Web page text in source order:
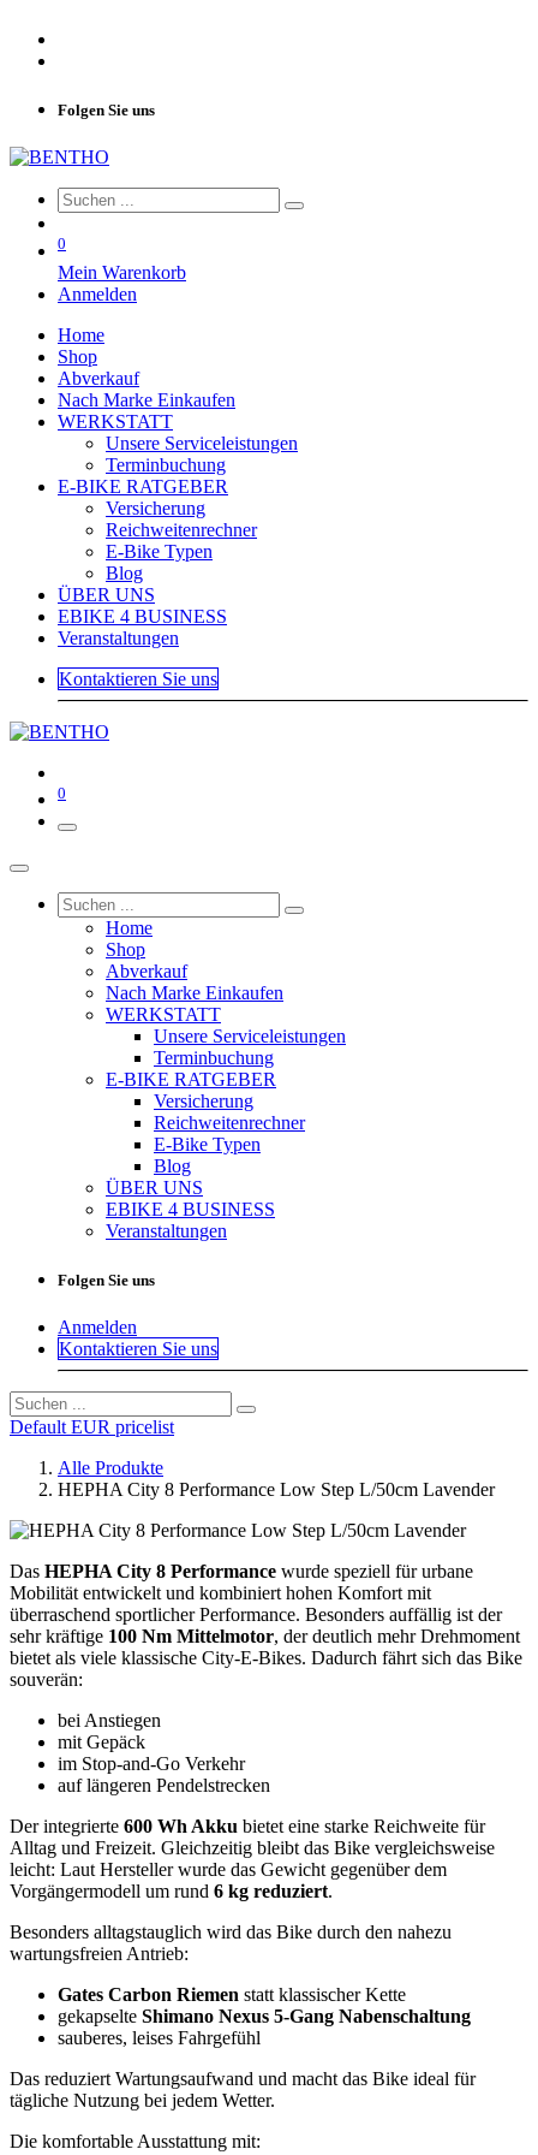
Folgen Sie uns
0
Mein Warenkorb
Anmelden
Home
Shop
Abverkauf
Nach Marke Einkaufen
WERKSTATT
Unsere Serviceleistungen
Terminbuchung
E-BIKE RATGEBER
Versicherung
Reichweitenrechner
E-Bike Typen
Blog
ÜBER UNS
EBIKE 4 BUSINESS
Veranstaltungen
Kontaktieren Sie uns
0
Home
Shop
Abverkauf
Nach Marke Einkaufen
WERKSTATT
Unsere Serviceleistungen
Terminbuchung
E-BIKE RATGEBER
Versicherung
Reichweitenrechner
E-Bike Typen
Blog
ÜBER UNS
EBIKE 4 BUSINESS
Veranstaltungen
Folgen Sie uns
Anmelden
Kontaktieren Sie uns
Default EUR pricelist
Alle Produkte
HEPHA City 8 Performance Low Step L/50cm Lavender
Das HEPHA City 8 Performance wurde speziell für urbane
Mobilität entwickelt und kombiniert hohen Komfort mit
überraschend sportlicher Performance. Besonders auffällig ist der
sehr kräftige 100 Nm Mittelmotor, der deutlich mehr Drehmoment
bietet als viele klassische City-E-Bikes. Dadurch fährt sich das Bike
souverän:
bei Anstiegen
mit Gepäck
im Stop-and-Go Verkehr
auf längeren Pendelstrecken
Der integrierte 600 Wh Akku bietet eine starke Reichweite für
Alltag und Freizeit. Gleichzeitig bleibt das Bike vergleichsweise
leicht: Laut Hersteller wurde das Gewicht gegenüber dem
Vorgängermodell um rund 6 kg reduziert.
Besonders alltagstauglich wird das Bike durch den nahezu
wartungsfreien Antrieb:
Gates Carbon Riemen statt klassischer Kette
gekapselte Shimano Nexus 5-Gang Nabenschaltung
sauberes, leises Fahrgefühl
Das reduziert Wartungsaufwand und macht das Bike ideal für
tägliche Nutzung bei jedem Wetter.
Die komfortable Ausstattung mit: